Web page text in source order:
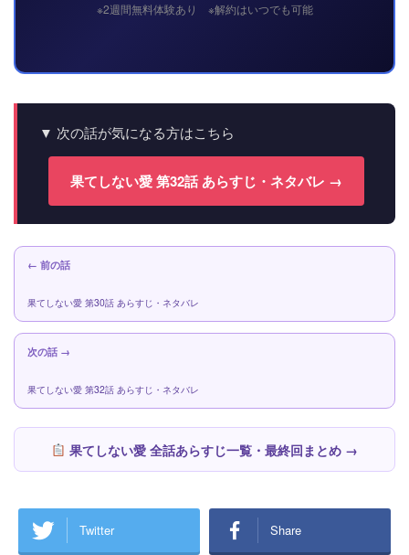
※2週間無料体験あり ※解約はいつでも可能
▼ 次の話が気になる方はこちら
果てしない愛 第32話 あらすじ・ネタバレ →
← 前の話
果てしない愛 第30話 あらすじ・ネタバレ
次の話 →
果てしない愛 第32話 あらすじ・ネタバレ
果てしない愛 全話あらすじ一覧・最終回まとめ →
Twitter Share